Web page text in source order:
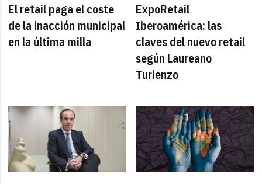
El retail paga el coste
de la inacción municipal
en la última milla
ExpoRetail
Iberoamérica: las
claves del nuevo retail
según Laureano
Turienzo